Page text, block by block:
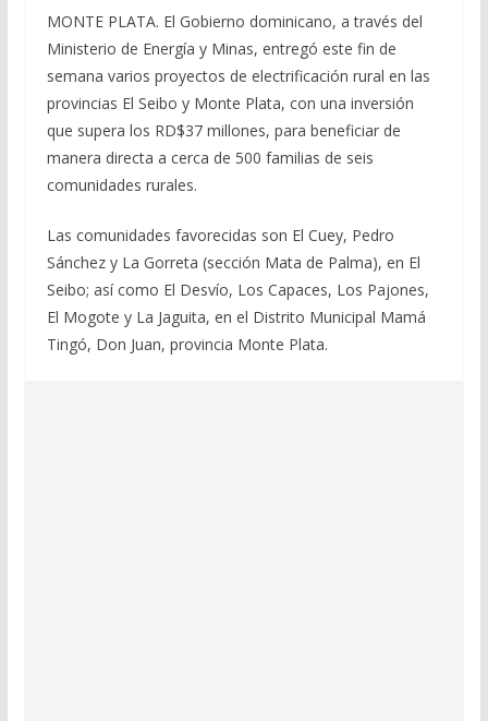
MONTE PLATA. El Gobierno dominicano, a través del
Ministerio de Energía y Minas, entregó este fin de
semana varios proyectos de electrificación rural en las
provincias El Seibo y Monte Plata, con una inversión
que supera los RD$37 millones, para beneficiar de
manera directa a cerca de 500 familias de seis
comunidades rurales.
Las comunidades favorecidas son El Cuey, Pedro
Sánchez y La Gorreta (sección Mata de Palma), en El
Seibo; así como El Desvío, Los Capaces, Los Pajones,
El Mogote y La Jaguita, en el Distrito Municipal Mamá
Tingó, Don Juan, provincia Monte Plata.